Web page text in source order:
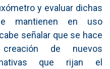
y evaluar dichas
mantienen en uso
señalar que se hace
de nuevos
que rijan el